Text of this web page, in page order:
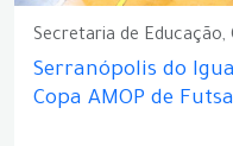
Secretaria de
Serranópolis do
Copa AMOP de